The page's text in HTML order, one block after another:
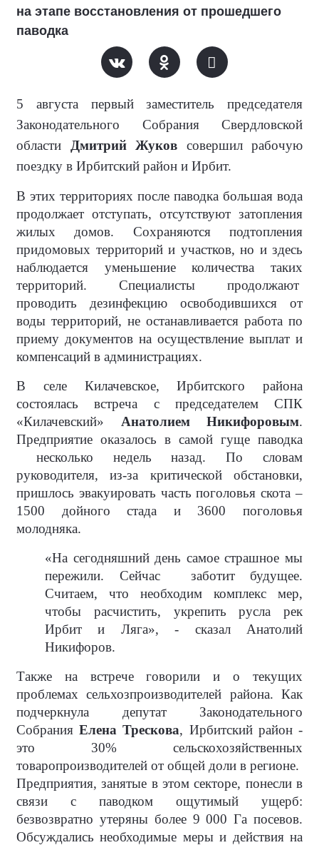
на этапе восстановления от прошедшего
паводка
5 августа первый заместитель председателя
Законодательного Собрания Свердловской
области
Дмитрий Жуков совершил рабочую
поездку в Ирбитский район и Ирбит.
В этих территориях после паводка большая вода
продолжает отступать, отсутствуют затопления
жилых домов. Сохраняются подтопления
придомовых территорий и участков, но и здесь
наблюдается уменьшение количества таких
территорий. Специалисты продолжают
проводить дезинфекцию освободившихся от
воды территорий, не останавливается работа по
приему документов на осуществление выплат и
компенсаций в администрациях.
В селе Килачевское, Ирбитского района
состоялась встреча с председателем СПК
«Килачевский» Анатолием Никифоровым.
Предприятие оказалось в самой гуще паводка
несколько недель назад. По словам
руководителя, из-за критической обстановки,
пришлось эвакуировать часть поголовья скота –
1500 дойного стада и 3600 поголовья
молодняка.
«На сегодняшний день самое страшное мы
пережили. Сейчас
заботит будущее.
Считаем, что необходим комплекс мер,
чтобы расчистить, укрепить русла рек
Ирбит и Ляга», - сказал Анатолий
Никифоров.
Также на встрече говорили и о текущих
проблемах сельхозпроизводителей района. Как
подчеркнула депутат Законодательного
Собрания Елена Трескова, Ирбитский район -
это 30% сельскохозяйственных
товаропроизводителей от общей доли в регионе.
Предприятия, занятые в этом секторе, понесли в
связи с паводком ощутимый ущерб:
безвозвратно утеряны более 9 000 Га посевов.
Обсуждались необходимые меры и действия на